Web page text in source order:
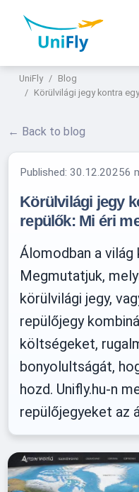
UniFly
Blog
Körülvilági jegy kontra
← Back to blog
Published:30.12.20256
Körülvilági jegy
repülők: Mi éri
Álomodban a világ
Megmutatjuk,
körülvilági jegy,
repülőjegy
költségeket,
bonyolultságát,
hozd. Unifly.hu-n
repülőjegyeket az